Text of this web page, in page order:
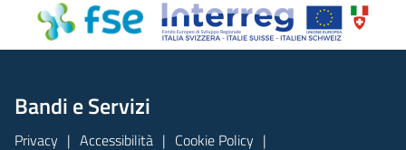
Bandi e Servizi
Privacy Accessibilità Cookie Policy